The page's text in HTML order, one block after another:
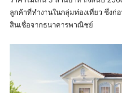
ลูกค้าที่ทำงานในกลุ่มท่องเที่ยว ซึ่งก่
สินเชื่อจากธนาคารพาณิชย์